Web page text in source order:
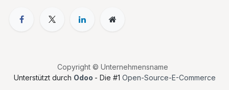
Copyright © Unternehmensname
Unterstützt durch Odoo - Die #1 Open-Source-E-Commerce